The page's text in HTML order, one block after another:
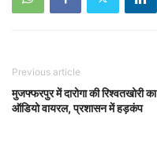
Previous article
मुजफ्फरपुर में दारोगा की रिश्वतखोरी का
ऑडियो वायरल, प्रशासन में हड़कंप